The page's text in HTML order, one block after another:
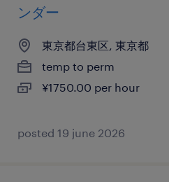
ンダー
東京都台東区, 東京都
temp to perm
¥1750.00 per hour
posted 19 june 2026